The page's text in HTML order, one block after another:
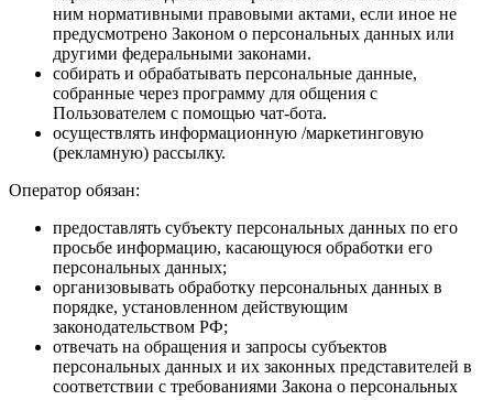
ним нормативными правовыми актами, если иное не
предусмотрено Законом о персональных данных или
другими федеральными законами.
собирать и обрабатывать персональные данные,
собранные через программу для общения с
Пользователем с помощью чат-бота.
осуществлять информационную /маркетинговую
(рекламную) рассылку.
Оператор обязан:
предоставлять субъекту персональных данных по его
просьбе информацию, касающуюся обработки его
персональных данных;
организовывать обработку персональных данных в
порядке, установленном действующим
законодательством РФ;
отвечать на обращения и запросы субъектов
персональных данных и их законных представителей в
соответствии с требованиями Закона о персональных